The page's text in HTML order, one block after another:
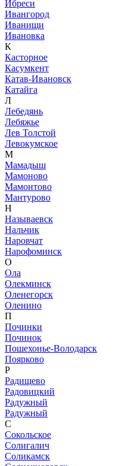
Ибреси
Ивангород
Иванищи
Ивановка
К
Касторное
Касумкент
Катав-Ивановск
Катайга
Л
Лебедянь
Лебяжье
Лев Толстой
Левокумское
М
Мамадыш
Мамоново
Мамонтово
Мантурово
Н
Называевск
Нальчик
Наровчат
Нарофоминск
О
Ола
Олекминск
Оленегорск
Оленино
П
Починки
Починок
Пошехонье-Володарск
Поярково
Р
Радищево
Радовицкий
Радужный
Радужный
С
Сокольское
Солигалич
Соликамск